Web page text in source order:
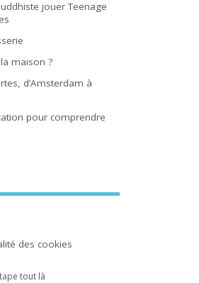
jouer Teenage
maison ?
d’Amsterdam à
pour comprendre
des cookies
tout là